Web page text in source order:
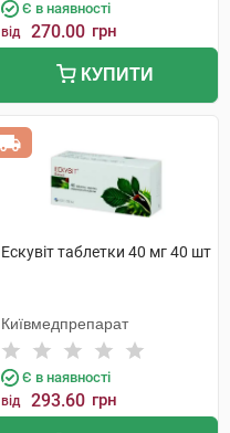
Є в наявності
від 270.00 грн
КУПИТИ
Ескувіт таблетки 40 мг 40 шт
Київмедпрепарат
Є в наявності
від 293.60 грн